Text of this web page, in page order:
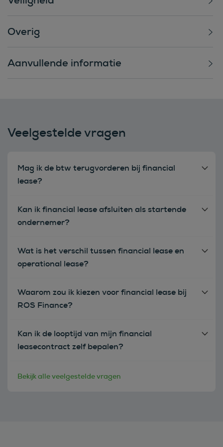
Overig
Aanvullende informatie
Veelgestelde vragen
Mag ik de btw terugvorderen bij financial
lease?
Kan ik financial lease afsluiten als startende
ondernemer?
Wat is het verschil tussen financial lease en
operational lease?
Waarom zou ik kiezen voor financial lease bij
ROS Finance?
Kan ik de looptijd van mijn financial
leasecontract zelf bepalen?
Bekijk alle veelgestelde vragen